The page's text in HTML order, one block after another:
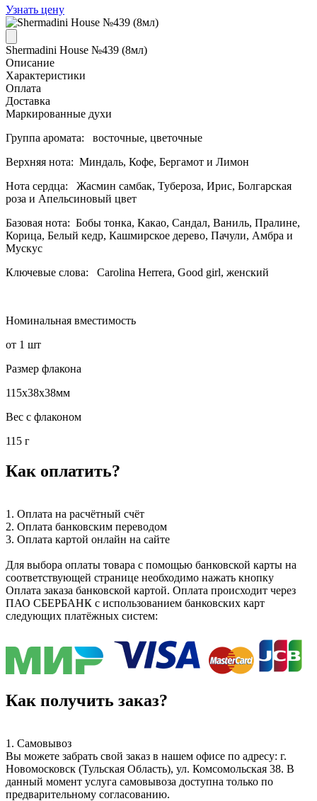
Узнать цену
Shermadini House №439 (8мл)
Описание
Характеристики
Оплата
Доставка
Маркированные духи
Группа аромата: восточные, цветочные
Верхняя нота: Миндаль, Кофе, Бергамот и Лимон
Нота сердца: Жасмин самбак, Тубероза, Ирис, Болгарская
роза и Апельсиновый цвет
Базовая нота: Бобы тонка, Какао, Сандал, Ваниль, Пралине,
Корица, Белый кедр, Кашмирское дерево, Пачули, Амбра и
Мускус
Ключевые слова: Carolina Herrera, Good girl, женский
Номинальная вместимость
от 1 шт
Размер флакона
115x38x38мм
Вес с флаконом
115 г
Как оплатить?
1. Оплата на расчётный счёт
2. Оплата банковским переводом
3. Оплата картой онлайн на сайте
Для выбора оплаты товара с помощью банковской карты на
соответствующей странице необходимо нажать кнопку
Оплата заказа банковской картой. Оплата происходит через
ПАО СБЕРБАНК с использованием банковских карт
следующих платёжных систем:
Как получить заказ?
1. Самовывоз
Вы можете забрать свой заказ в нашем офисе по адресу: г.
Новомосковск (Тульская Область), ул. Комсомольская 38. В
данный момент услуга самовывоза доступна только по
предварительному согласованию.